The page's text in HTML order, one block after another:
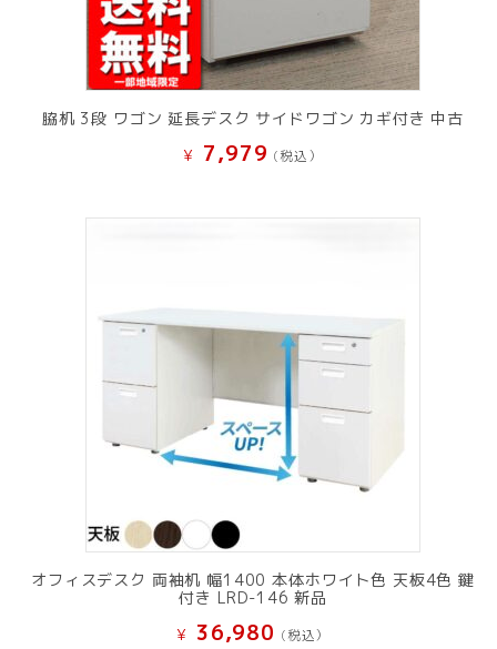
脇机 3段 ワゴン 延長デスク サイドワゴン カギ付き 中古
¥ 7,979 (税込）
オフィスデスク 両袖机 幅1400 本体ホワイト色 天板4色 鍵
付き LRD-146 新品
¥ 36,980 (税込）